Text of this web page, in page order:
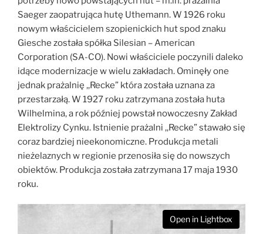
Saeger zaopatrująca hutę Uthemann. W 1926 roku
nowym właścicielem szopienickich hut spod znaku
Giesche została spółka Silesian – American
Corporation (SA-CO). Nowi właściciele poczynili daleko
idące modernizacje w wielu zakładach. Ominęły one
jednak prażalnię ,,Recke” która została uznana za
przestarzałą. W 1927 roku zatrzymana została huta
Wilhelmina, a rok później powstał nowoczesny Zakład
Elektrolizy Cynku. Istnienie prażalni ,,Recke” stawało się
coraz bardziej nieekonomiczne. Produkcja metali
nieżelaznych w regionie przenosiła się do nowszych
obiektów. Produkcja została zatrzymana 17 maja 1930
roku.
Open in Lightbox